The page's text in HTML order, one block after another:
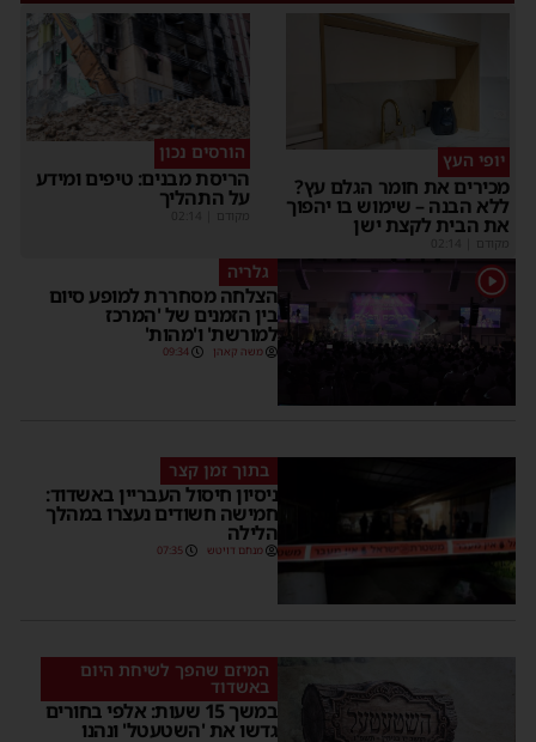
יופי העץ
מכירים את חומר הגלם עץ?
ללא הבנה – שימוש בו יהפוך
את הבית לקצת ישן
מקודם
הורסים נכון
הריסת מבנים: טיפים ומידע
על התהליך
מקודם
1 גלריה
הצלחה מסחררת למופע סיום
בין הזמנים של 'המרכז
למורשת' ו'מהות'
משה קאהן 09:34
בתוך זמן קצר
ניסיון חיסול העבריין באשדוד:
חמישה חשודים נעצרו במהלך
הלילה
מנחם דויטש 07:35
המיזם שהפך לשיחת היום
באשדוד
במשך 15 שעות: אלפי בחורים
גדשו את 'השטעטל' ונהנו